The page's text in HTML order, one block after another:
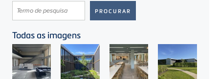
Todas as imagens